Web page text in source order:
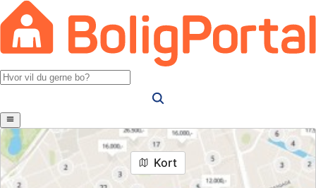
Kort